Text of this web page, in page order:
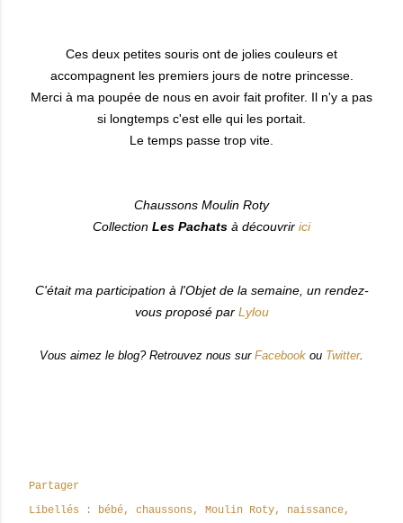
Ces deux petites souris ont de jolies couleurs et
accompagnent les premiers jours de notre princesse.
Merci à ma poupée de nous en avoir fait profiter. Il n'y a pas
si longtemps c'est elle qui les portait.
Le temps passe trop vite.
Chaussons Moulin Roty
Collection Les Pachats à découvrir ici
C'était ma participation à l'Objet de la semaine, un rendez-
vous proposé par Lylou
Vous aimez le blog? Retrouvez nous sur Facebook ou Twitter.
Partager
Libellés :
bébé chaussons Moulin Roty
naissance